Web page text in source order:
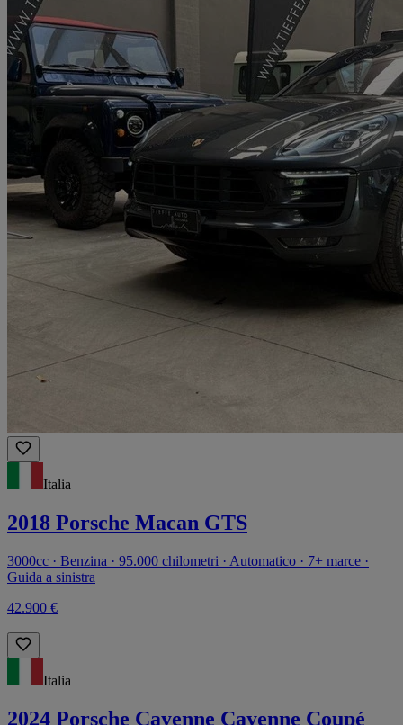
Italia
2018 Porsche Macan GTS
3000cc · Benzina · 95.000 chilometri · Automatico · 7+ marce ·
Guida a sinistra
42.900 €
Italia
2024 Porsche Cayenne Cayenne Coupé